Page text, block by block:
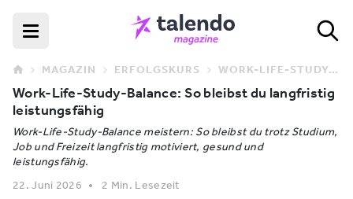
MAGAZIN ERFOLGSKURS WORK-LIFE-STUDY-BALANCE: SO BLEIBST DU LANGFRISTIG LEISTUNGSFÄHIG
Work-Life-Study-Balance: So bleibst du langfristig
leistungsfähig
Work-Life-Study-Balance meistern: So bleibst du trotz Studium,
Job und Freizeit langfristig motiviert, gesund und
leistungsfähig.
22. Juni 2026
2 Min. Lesezeit